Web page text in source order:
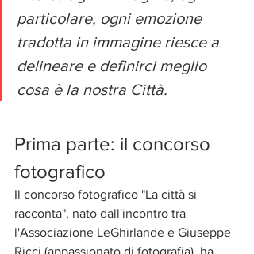
particolare, ogni emozione
tradotta in immagine riesce a
delineare e definirci meglio
cosa è la nostra Città.
Prima parte: il concorso
fotografico
Il concorso fotografico "La città si
racconta", nato dall'incontro tra
l'Associazione LeGhirlande e Giuseppe
Ricci (appassionato di fotografia), ha